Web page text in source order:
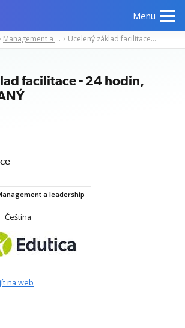
Menu
Odborné
Počítačové
Management a leadership Ucelený základ facilitace - 24 hodin, AKREDITOVANÝ
facilitace - 24 hodin,
a leadership
Čeština
na web